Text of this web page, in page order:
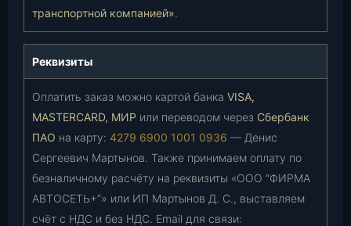
транспортной компанией».
Реквизиты
Оплатить заказ можно картой банка VISA,
MASTERCARD, МИР или переводом через Сбербанк
ПАО на карту: 4279 6900 1001 0936 — Денис
Сергеевич Мартынов. Также принимаем оплату по
безналичному расчёту на реквизиты «ООО “ФИРМА
АВТОСЕТЬ+”» или ИП Мартынов Д. С., выставляем
счёт с НДС и без НДС. Email для связи: